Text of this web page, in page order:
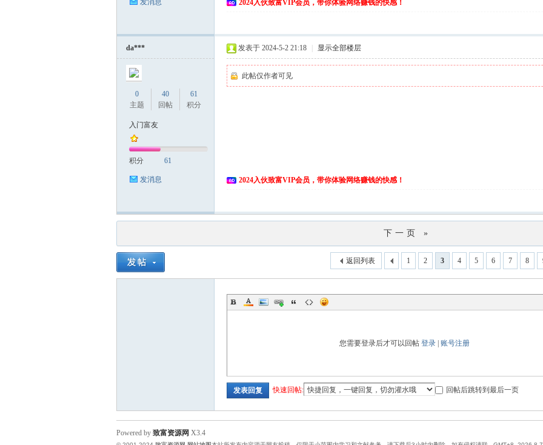
发消息 2024入伙致富VIP会员，带你体验网络赚钱的快感！
da***
0
主题
40
回帖
61
积分
入门富友
积分 61
发消息
发表于 2024-5-2 21:18 显示全部楼层
此帖仅作者可见
2024入伙致富VIP会员，带你体验网络赚钱的快感！
下一页 »
1 2 3 4 5 6 7 8
返回列表
您需要登录后才可以回帖 登录 账号注册
发表回复 快速回帖: 回帖后跳转到最后一页
Powered by 致富资源网 X3.4